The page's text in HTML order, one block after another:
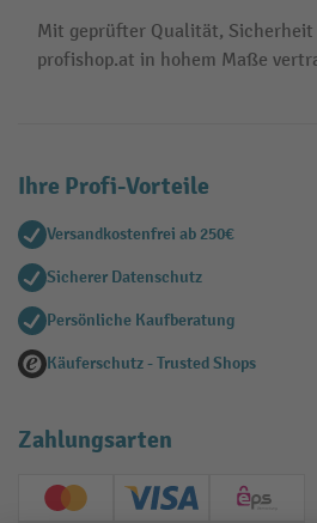
Mit geprüfter Qualität, Sicherheit
profishop.at in hohem Maße
Ihre Profi-Vorteile
Versandkostenfrei ab 250€
Sicherer Datenschutz
Persönliche Kaufberatung
Käuferschutz - Trusted Shops
Zahlungsarten
Creditcard (Master)Creditcard (Visa)
EPS